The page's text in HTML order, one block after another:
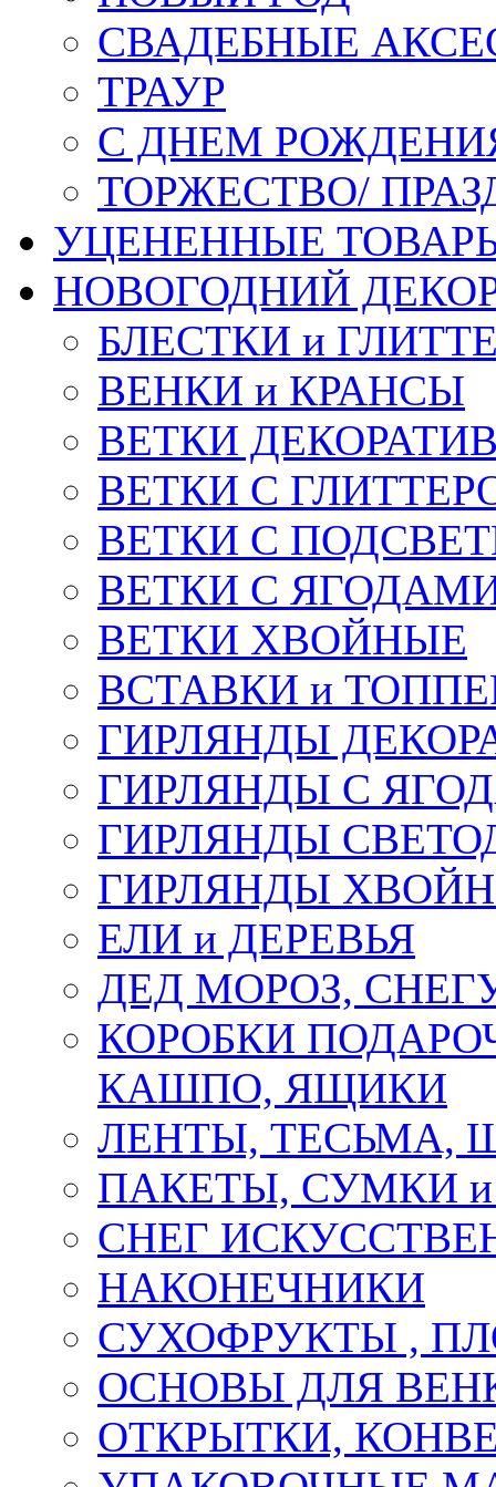
СВАДЕБНЫЕ
ТРАУР
С ДНЕМ
ТОРЖЕСТВО/
УЦЕНЕННЫЕ
НОВОГОДНИЙ
БЛЕСТКИ и
ВЕНКИ и КРАНСЫ
ВЕТКИ
ВЕТКИ С
ВЕТКИ С
ВЕТКИ С
ВЕТКИ ХВОЙНЫЕ
ВСТАВКИ и
ГИРЛЯНДЫ
ГИРЛЯНДЫ С
ГИРЛЯНДЫ
ГИРЛЯНДЫ
ЕЛИ и ДЕРЕВЬЯ
ДЕД МОРОЗ,
КОРОБКИ
КАШПО, ЯЩИКИ
ЛЕНТЫ, ТЕСЬМА,
ПАКЕТЫ, СУМКИ
СНЕГ
НАКОНЕЧНИКИ
СУХОФРУКТЫ ,
ОСНОВЫ ДЛЯ
ОТКРЫТКИ,